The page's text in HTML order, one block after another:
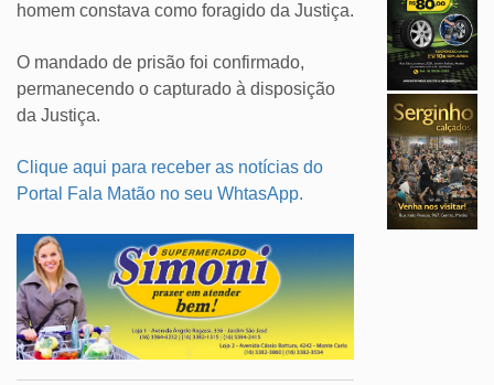
homem constava como foragido da Justiça.
O mandado de prisão foi confirmado,
permanecendo o capturado à disposição
da Justiça.
Clique aqui para receber as notícias do
Portal Fala Matão no seu WhtasApp.